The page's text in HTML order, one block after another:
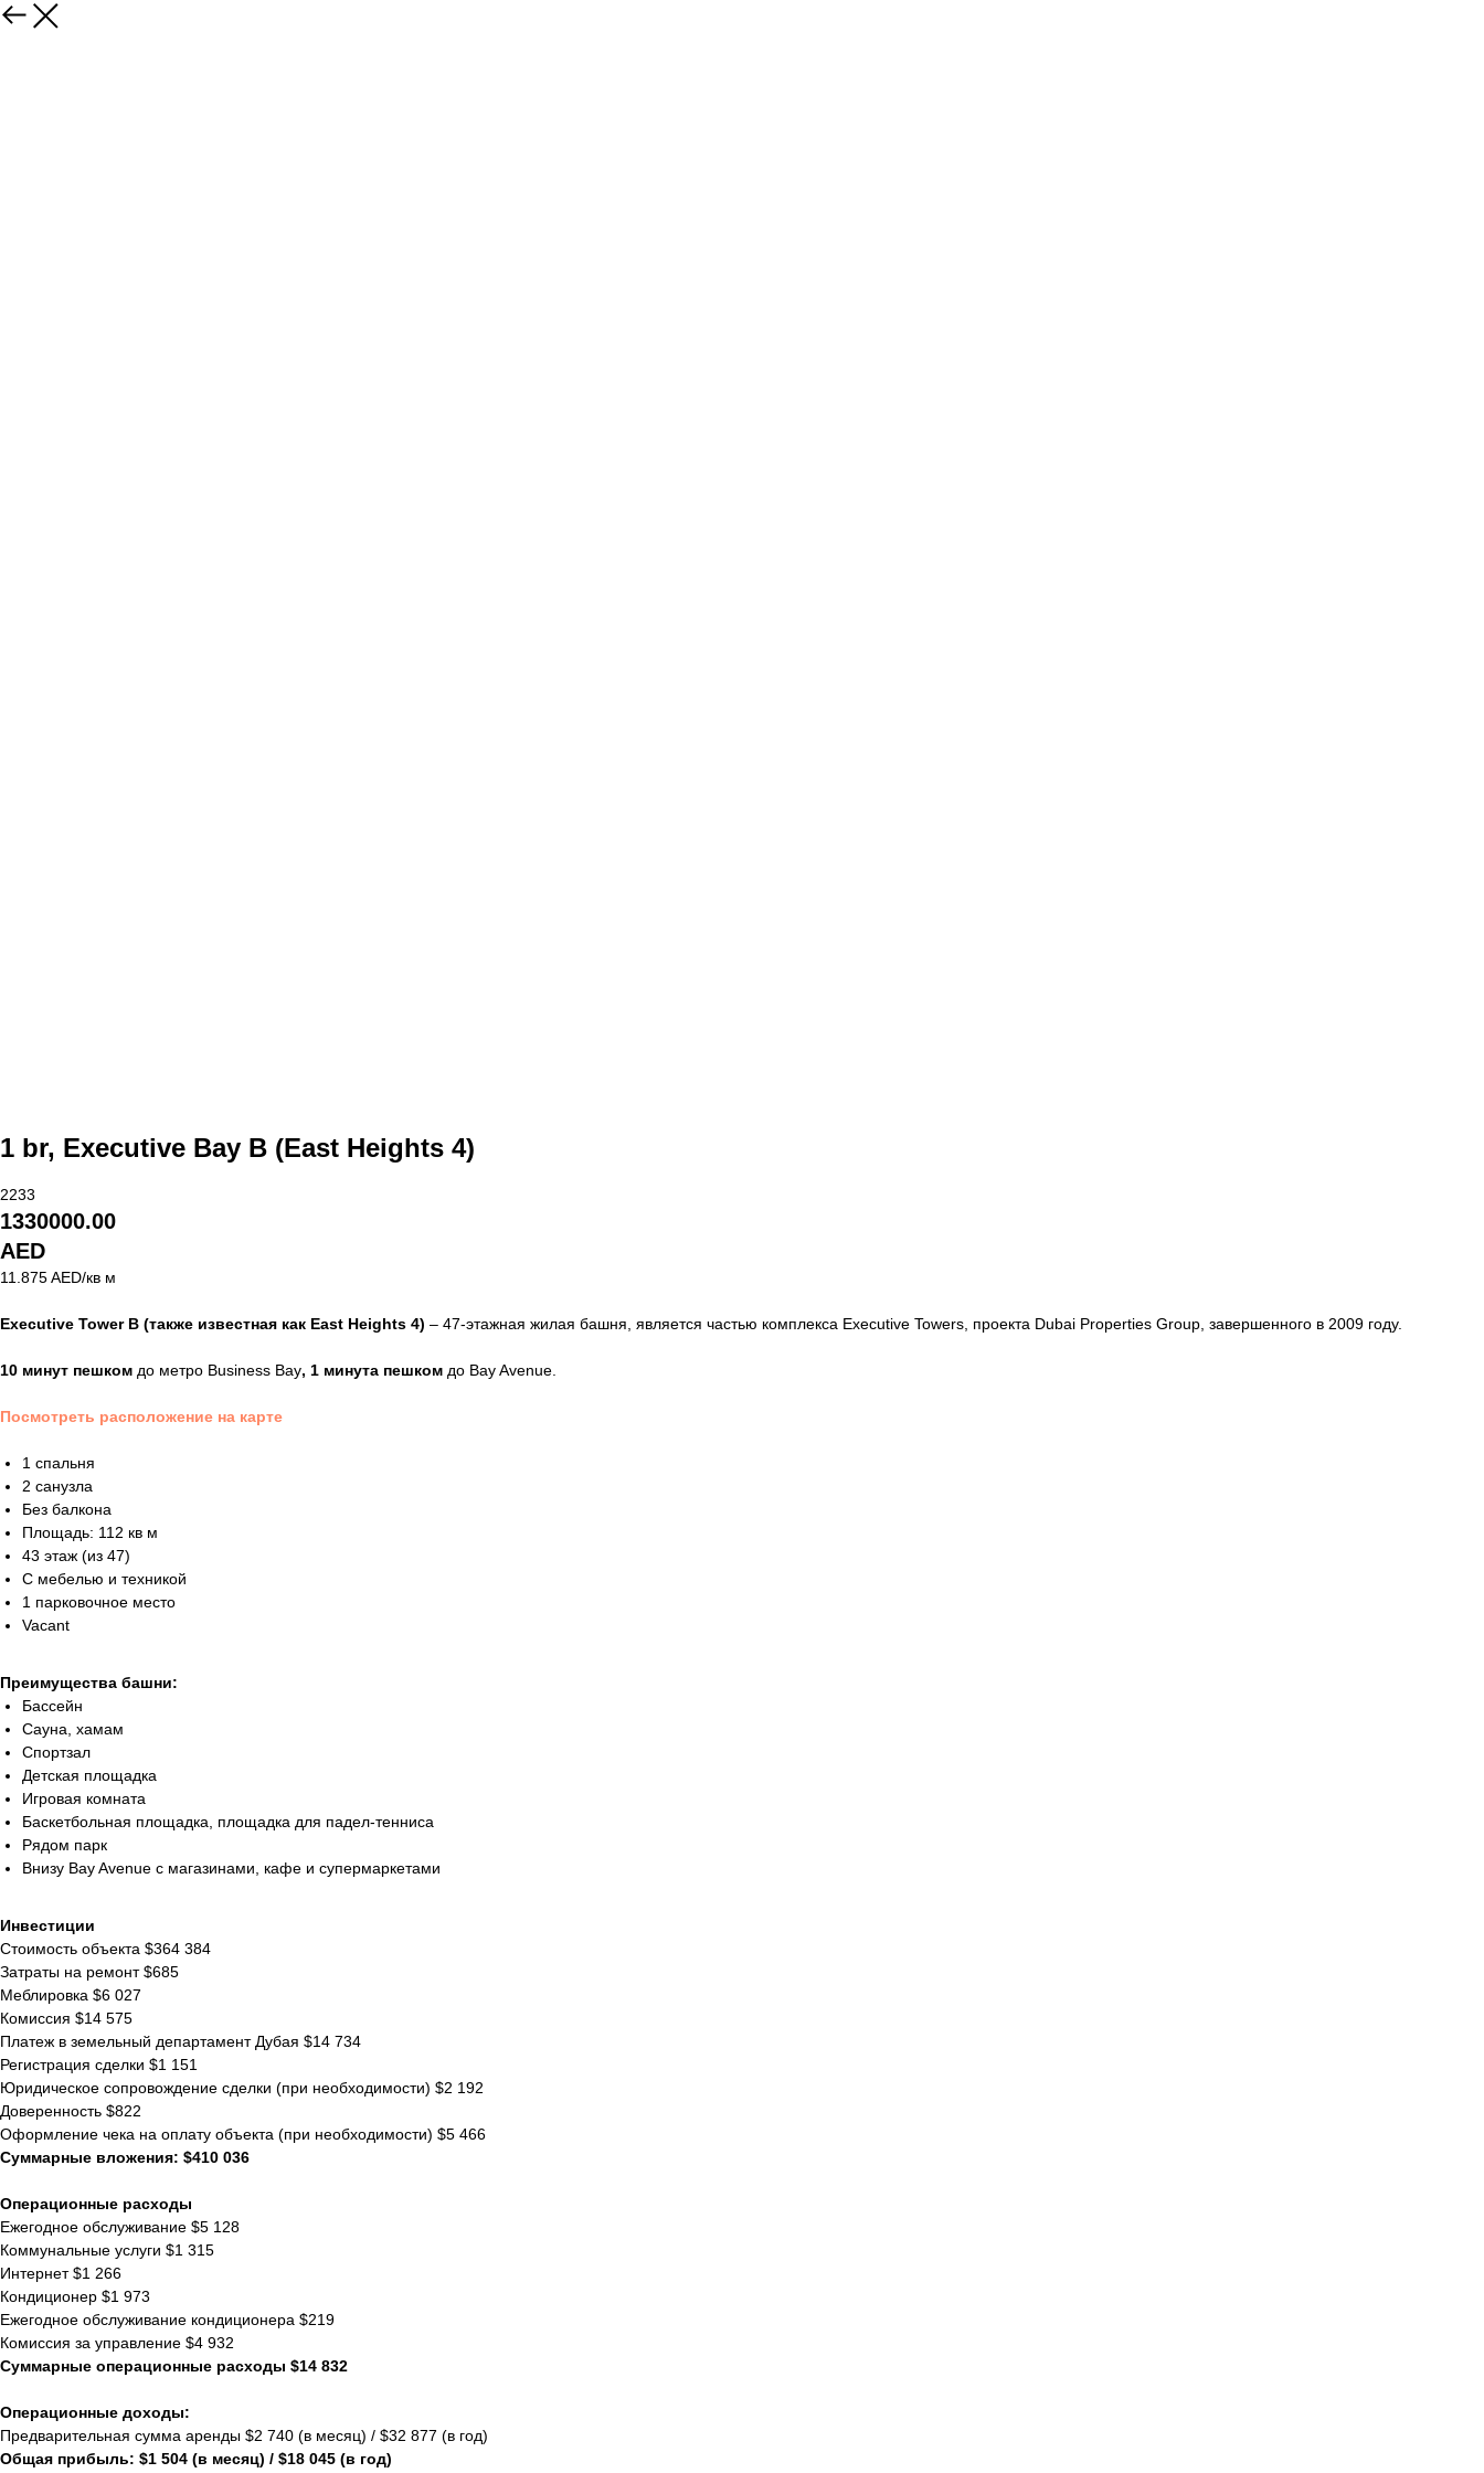
1 br, Executive Bay B (East Heights 4)
2233
1330000.00
AED
11.875 AED/кв м
Executive Tower B (также известная как East Heights 4) – 47-этажная жилая башня, является частью комплекса Executive Towers, проекта Dubai Properties Group, завершенного в 2009 году.
10 минут пешком до метро Business Bay, 1 минута пешком до Bay Avenue.
Посмотреть расположение на карте
1 спальня
2 санузла
Без балкона
Площадь: 112 кв м
43 этаж (из 47)
С мебелью и техникой
1 парковочное место
Vacant
Преимущества башни:
Бассейн
Сауна, хамам
Спортзал
Детская площадка
Игровая комната
Баскетбольная площадка, площадка для падел-тенниса
Рядом парк
Внизу Bay Avenue с магазинами, кафе и супермаркетами
Инвестиции
Стоимость объекта $364 384
Затраты на ремонт $685
Меблировка $6 027
Комиссия $14 575
Платеж в земельный департамент Дубая $14 734
Регистрация сделки $1 151
Юридическое сопровождение сделки (при необходимости) $2 192
Доверенность $822
Оформление чека на оплату объекта (при необходимости) $5 466
Суммарные вложения: $410 036
Операционные расходы
Ежегодное обслуживание $5 128
Коммунальные услуги $1 315
Интернет $1 266
Кондиционер $1 973
Ежегодное обслуживание кондиционера $219
Комиссия за управление $4 932
Суммарные операционные расходы $14 832
Операционные доходы:
Предварительная сумма аренды $2 740 (в месяц) / $32 877 (в год)
Общая прибыль: $1 504 (в месяц) / $18 045 (в год)